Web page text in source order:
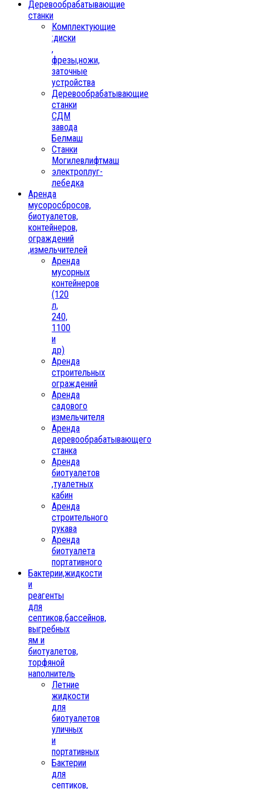
Деревообрабатывающие
станки
Комплектующие
:диски
,
фрезы,ножи,
заточные
устройства
Деревообрабатывающие
станки
СДМ
завода
Белмаш
Станки
Могилевлифтмаш
электроплуг-
лебедка
Аренда
мусоросбросов,
биотуалетов,
контейнеров,
ограждений
,измельчителей
Аренда
мусорных
контейнеров
(120
л,
240,
1100
и
др)
Аренда
строительных
ограждений
Аренда
садового
измельчителя
Аренда
деревообрабатывающего
станка
Аренда
биотуалетов
,туалетных
кабин
Аренда
строительного
рукава
Аренда
биотуалета
портативного
Бактерии,жидкости
и
реагенты
для
септиков,бассейнов,
выгребных
ям и
биотуалетов,
торфяной
наполнитель
Летние
жидкости
для
биотуалетов
уличных
и
портативных
Бактерии
для
септиков,